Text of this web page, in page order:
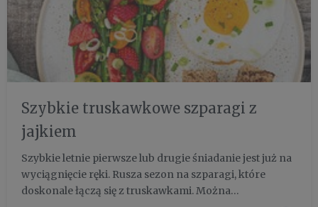
Szybkie truskawkowe szparagi z
jajkiem
Szybkie letnie pierwsze lub drugie śniadanie jest już na
wyciągnięcie ręki. Rusza sezon na szparagi, które
doskonale łączą się z truskawkami. Można